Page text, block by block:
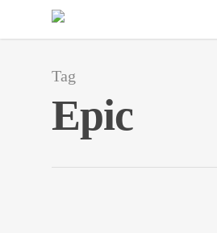
Tag
Epic